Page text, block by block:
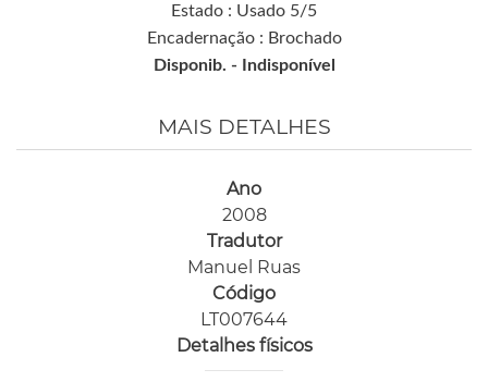
Estado : Usado 5/5
Encadernação : Brochado
Disponib. -
Indisponível
MAIS DETALHES
Ano
2008
Tradutor
Manuel Ruas
Código
LT007644
Detalhes físicos